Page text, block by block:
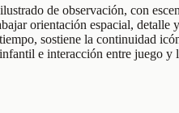
de observación, con
orientación espacial, detalle
sostiene la continuidad
e interacción entre juego y